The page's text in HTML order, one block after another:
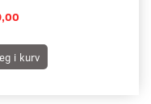
i kurv